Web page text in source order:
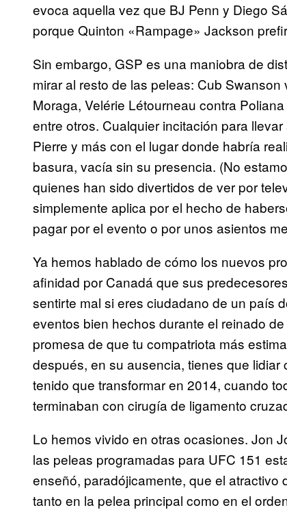
evoca aquella vez que BJ Penn y Diego
porque Quinton «Rampage» Jackson
Sin embargo, GSP es una maniobra de
mirar al resto de las peleas: Cub
Moraga, Velérie Létourneau contra
entre otros. Cualquier incitación para
Pierre y más con el lugar donde habría
basura, vacía sin su presencia. (No
quienes han sido divertidos de ver por
simplemente aplica por el hecho de
pagar por el evento o por unos asientos
Ya hemos hablado de cómo los nuevos
afinidad por Canadá que sus
sentirte mal si eres ciudadano de un país
eventos bien hechos durante el reinado
promesa de que tu compatriota más
después, en su ausencia, tienes que
tenido que transformar en 2014, cuando
terminaban con cirugía de ligamento
Lo hemos vivido en otras ocasiones. Jon
las peleas programadas para UFC 151
enseñó, paradójicamente, que el
tanto en la pelea principal como en el